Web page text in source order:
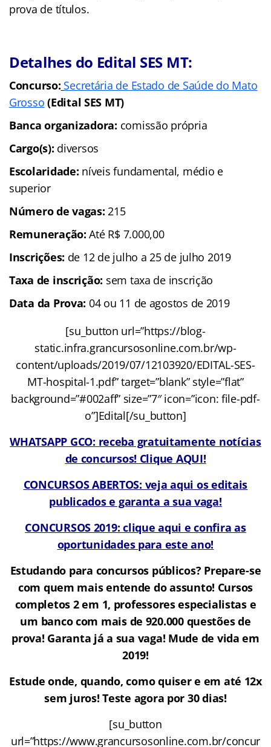
prova de títulos.
Detalhes do Edital SES MT:
Concurso: Secretária de Estado de Saúde do Mato
Grosso (Edital SES MT)
Banca organizadora: comissão própria
Cargo(s): diversos
Escolaridade: níveis fundamental, médio e
superior
Número de vagas: 215
Remuneração: Até R$ 7.000,00
Inscrições: de 12 de julho a 25 de julho 2019
Taxa de inscrição: sem taxa de inscrição
Data da Prova: 04 ou 11 de agostos de 2019
[su_button url=”https://blog-
static.infra.grancursosonline.com.br/wp-
content/uploads/2019/07/12103920/EDITAL-SES-
MT-hospital-1.pdf” target=”blank” style=”flat”
background=”#002aff” size=”7″ icon=”icon: file-pdf-
o”]Edital[/su_button]
WHATSAPP GCO: receba gratuitamente notícias
de concursos! Clique AQUI!
CONCURSOS ABERTOS: veja aqui os editais
publicados e garanta a sua vaga!
CONCURSOS 2019: clique aqui e confira as
oportunidades para este ano!
Estudando para concursos públicos? Prepare-se
com quem mais entende do assunto! Cursos
completos 2 em 1, professores especialistas e
um banco com mais de 920.000 questões de
prova! Garanta já a sua vaga! Mude de vida em
2019!
Estude onde, quando, como quiser e em até 12x
sem juros! Teste agora por 30 dias!
[su_button
url=”https://www.grancursosonline.com.br/concur